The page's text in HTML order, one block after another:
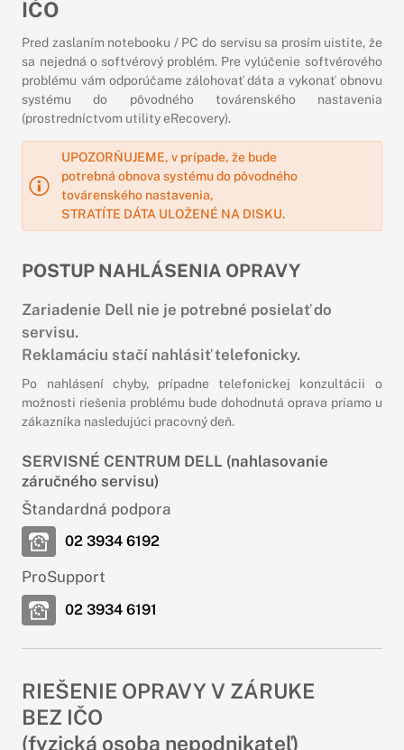
IČO
Pred zaslaním notebooku / PC do servisu sa prosím uistite, že
sa nejedná o softvérový problém. Pre vylúčenie softvérového
problému vám odporúčame zálohovať dáta a vykonať obnovu
systému do pôvodného továrenského nastavenia
(prostredníctvom utility eRecovery).
UPOZORŇUJEME, v prípade, že bude
potrebná obnova systému do pôvodného
továrenského nastavenia,
STRATÍTE DÁTA ULOŽENÉ NA DISKU.
POSTUP NAHLÁSENIA OPRAVY
Zariadenie Dell nie je potrebné posielať do
servisu.
Reklamáciu stačí nahlásiť telefonicky.
Po nahlásení chyby, prípadne telefonickej konzultácii o
možnosti riešenia problému bude dohodnutá oprava priamo u
zákazníka nasledujúci pracovný deň.
SERVISNÉ CENTRUM DELL (nahlasovanie
záručného servisu)
Štandardná podpora
02 3934 6192
ProSupport
02 3934 6191
RIEŠENIE OPRAVY V ZÁRUKE
BEZ IČO
(fyzická osoba nepodnikateľ)